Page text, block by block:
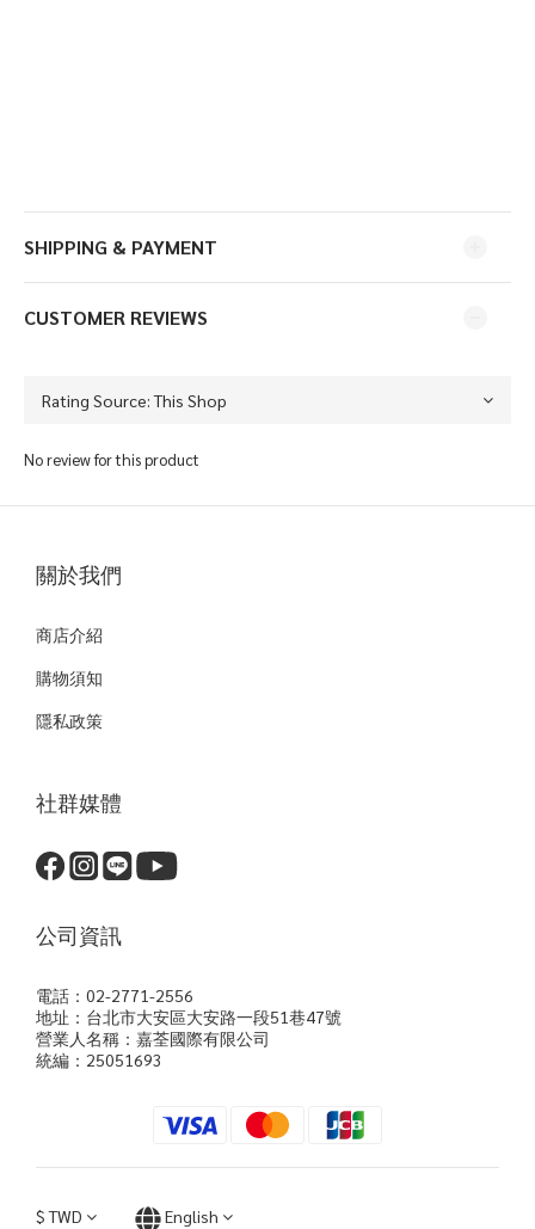
SHIPPING & PAYMENT
CUSTOMER REVIEWS
No review for this product
關於我們
商店介紹
購物須知
隱私政策
社群媒體
公司資訊
電話：02-2771-2556
地址：台北市大安區大安路一段51巷47號
營業人名稱：嘉荃國際有限公司
統編：25051693
$ TWD English